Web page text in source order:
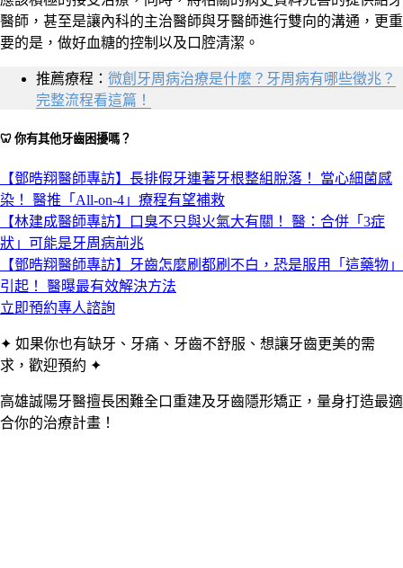
醫師，甚至是讓內科的主治醫師與牙醫師進行雙向的溝通，更重
要的是，做好血糖的控制以及口腔清潔。
推薦療程： 微創牙周病治療是什麼？牙周病有哪些徵兆？
完整流程看這篇！
🦷 你有其他牙齒困擾嗎？
【鄧晧翔醫師專訪】長排假牙連著牙根整組脫落！ 當心細菌感
染！ 醫推「All-on-4」療程有望補救
【林建成醫師專訪】口臭不只與火氣大有關！ 醫：合併「3症
狀」可能是牙周病前兆
【鄧晧翔醫師專訪】牙齒怎麼刷都刷不白，恐是服用「這藥物」
引起！ 醫曝最有效解決方法
立即預約專人諮詢
✦ 如果你也有缺牙、牙痛、牙齒不舒服、想讓牙齒更美的需
求，歡迎預約 ✦
高雄誠陽牙醫擅長困難全口重建及牙齒隱形矯正，量身打造最適
合你的治療計畫！